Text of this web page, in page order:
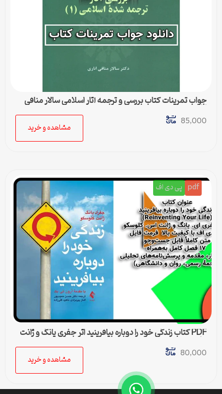
جواب تمرینات کتاب بررسی و ترجمه آثار اسلامی سالار منافی
اناری
85,000
مشاهده و خرید
pdf پی دی اف
PDF کتاب زندگی خود را دوباره بیافرینید اثر جفری یانگ و ژانت
کلوسکو
80,000
مشاهده و خرید